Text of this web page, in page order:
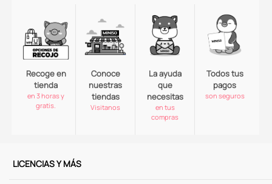
Recoge en
tienda
en 3 horas y
gratis.
Conoce
nuestras
tiendas
Visitanos
La ayuda
que
necesitas
en tus
compras
Todos tus
pagos
son seguros
LICENCIAS Y MÁS